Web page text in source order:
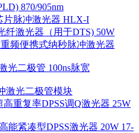
870/905nm
片脉冲激光器 HLX-I
纤激光器（用于DTS) 50W
频便携式纳秒脉冲激光器
光二极管 100ns脉宽
激光二极管模块
高重复率DPSS调Q激光器 25W
能紧凑型DPSS激光器 20W 17-